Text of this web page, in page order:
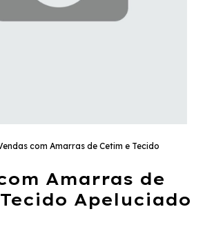
com Amarras de Cetim e Tecido
Amarras de
Apeluciado